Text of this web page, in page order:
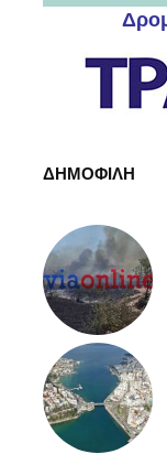
ΔΗΜΟΦΙΛΗ